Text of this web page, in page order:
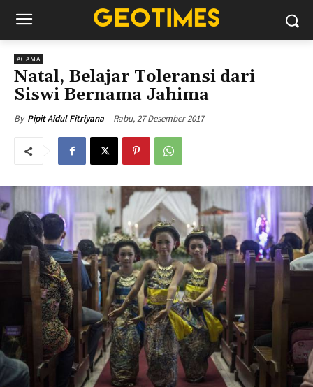
AGAMA
Natal, Belajar Toleransi dari
Siswi Bernama Jahima
By Pipit Aidul Fitriyana Rabu, 27 Desember 2017